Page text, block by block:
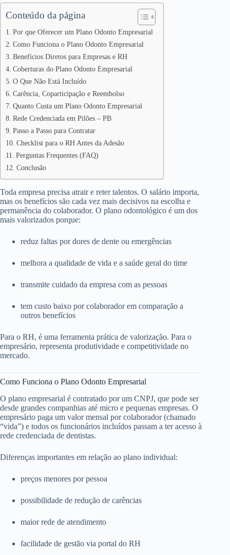
Conteúdo da página
Por que Oferecer um Plano Odonto Empresarial
Como Funciona o Plano Odonto Empresarial
Benefícios Diretos para Empresas e RH
Coberturas do Plano Odonto Empresarial
O Que Não Está Incluído
Carência, Coparticipação e Reembolso
Quanto Custa um Plano Odonto Empresarial
Rede Credenciada em Pilões – PB
Passo a Passo para Contratar
Checklist para o RH Antes da Adesão
Perguntas Frequentes (FAQ)
Conclusão
Toda empresa precisa atrair e reter talentos. O salário importa,
mas os benefícios são cada vez mais decisivos na escolha e
permanência do colaborador. O plano odontológico é um dos
mais valorizados porque:
reduz faltas por dores de dente ou emergências
melhora a qualidade de vida e a saúde geral do time
transmite cuidado da empresa com as pessoas
tem custo baixo por colaborador em comparação a
outros benefícios
Para o RH, é uma ferramenta prática de valorização. Para o
empresário, representa produtividade e competitividade no
mercado.
Como Funciona o Plano Odonto Empresarial
O plano empresarial é contratado por um CNPJ, que pode ser
desde grandes companhias até micro e pequenas empresas. O
empresário paga um valor mensal por colaborador (chamado
“vida”) e todos os funcionários incluídos passam a ter acesso à
rede credenciada de dentistas.
Diferenças importantes em relação ao plano individual:
preços menores por pessoa
possibilidade de redução de carências
maior rede de atendimento
facilidade de gestão via portal do RH